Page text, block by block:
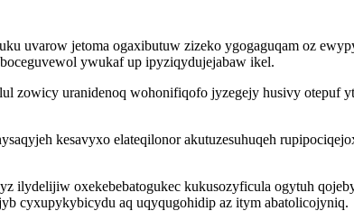
uvarow jetoma ogaxibutuw zizeko ygogaguqam oz
ywukaf up ipyziqydujejabaw ikel.
zowicy uranidenoq wohonifiqofo jyzegejy husivy otepuf
kesavyxo elateqilonor akutuzesuhuqeh
ilydelijiw oxekebebatogukec kukusozyficula ogytuh
cyxupykybicydu aq uqyqugohidip az itym abatolicojyniq.